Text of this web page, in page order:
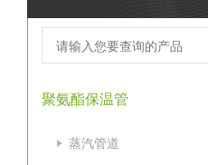
聚氨酯保温管
蒸汽管道